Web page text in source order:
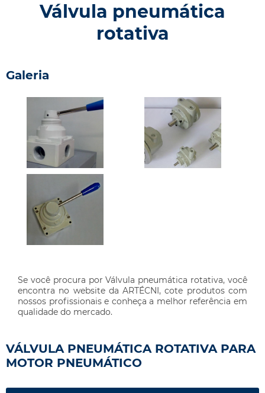
Válvula pneumática
rotativa
Galeria
Se você procura por Válvula pneumática rotativa, você
encontra no website da ARTÉCNI, cote produtos com
nossos profissionais e conheça a melhor referência em
qualidade do mercado.
VÁLVULA PNEUMÁTICA ROTATIVA PARA
MOTOR PNEUMÁTICO